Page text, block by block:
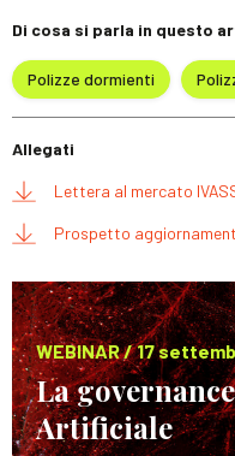
Di cosa si parla in questo
Polizze dormienti
Allegati
Lettera al mercato
Prospetto
WEBINAR / 17
La
Artificiale